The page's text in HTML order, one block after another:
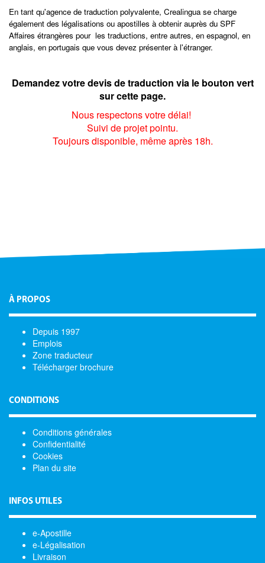
En tant qu'agence de traduction polyvalente, Crealingua se charge
également des légalisations ou apostilles à obtenir auprès du SPF
Affaires étrangères pour les traductions, entre autres, en espagnol, en
anglais, en portugais que vous devez présenter à l'étranger.
Demandez votre devis de traduction via le bouton vert
sur cette page.
Nous respectons votre délai!
Suivi de projet pointu.
Toujours disponible, même après 18h.
À PROPOS
Depuis 1997
Emplois
Zone traducteur
Télécharger brochure
CONDITIONS
Conditions générales
Confidentialité
Cookies
Plan du site
INFOS UTILES
e-Apostille
e-Légalisation
Livraison